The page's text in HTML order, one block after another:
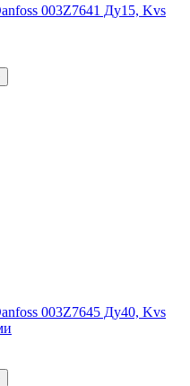
003Z7641 Ду15, Kvs
003Z7645 Ду40, Kvs